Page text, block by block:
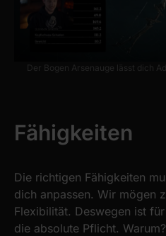
Der Bogen Arsenauge lässt dich
Fähigkeiten
Die richtigen Fähigkeiten
dich anpassen. Wir mögen
Flexibilität. Deswegen ist
die absolute Pflicht.